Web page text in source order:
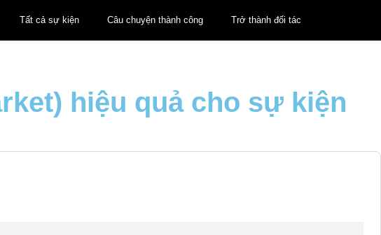
Tất cả sự kiện Câu chuyện thành công Trở thành đối tác
hiệu quả cho sự kiện